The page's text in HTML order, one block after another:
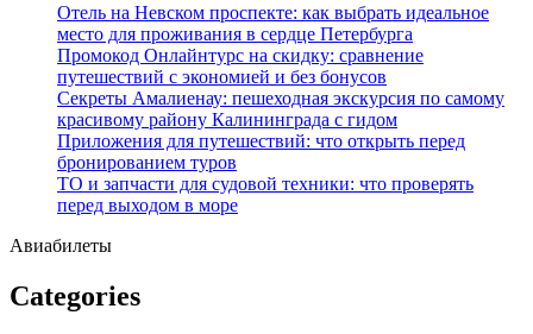
Отель на Невском проспекте: как выбрать идеальное
место для проживания в сердце Петербурга
Промокод Онлайнтурс на скидку: сравнение
путешествий с экономией и без бонусов
Секреты Амалиенау: пешеходная экскурсия по самому
красивому району Калининграда с гидом
Приложения для путешествий: что открыть перед
бронированием туров
ТО и запчасти для судовой техники: что проверять
перед выходом в море
Авиабилеты
Categories